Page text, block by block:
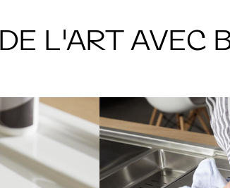
L'ART AVEC